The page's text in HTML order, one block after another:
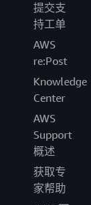
提交支
持工单
AWS
re:Post
Knowledge
Center
AWS
Support
概述
获取专
家帮助